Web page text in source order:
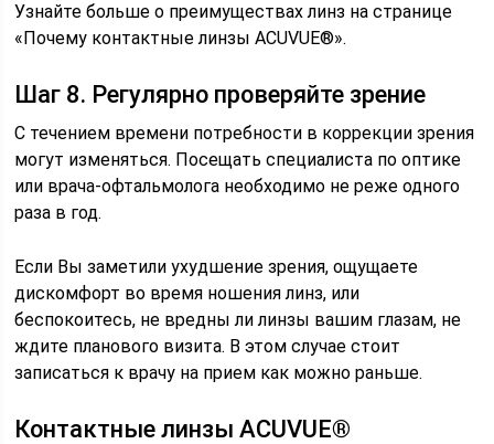
Узнайте больше о преимуществах линз на странице
«Почему контактные линзы ACUVUE®».
Шаг 8. Регулярно проверяйте зрение
С течением времени потребности в коррекции зрения
могут изменяться. Посещать специалиста по оптике
или врача-офтальмолога необходимо не реже одного
раза в год.
Если Вы заметили ухудшение зрения, ощущаете
дискомфорт во время ношения линз, или
беспокоитесь, не вредны ли линзы вашим глазам, не
ждите планового визита. В этом случае стоит
записаться к врачу на прием как можно раньше.
Контактные линзы ACUVUE®